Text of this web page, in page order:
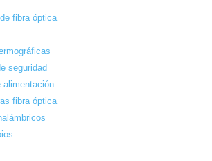
fibra óptica
seguridad
alimentación
fibra óptica